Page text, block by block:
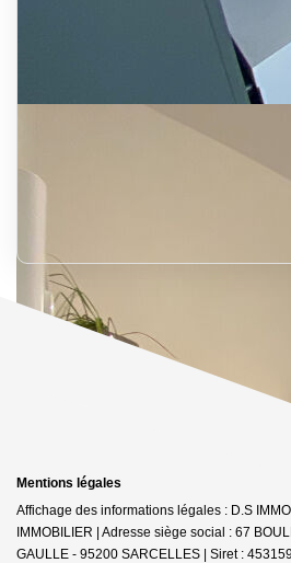
Mentions légales
Affichage des informations légales : D.S
IMMOBILIER | Adresse siège social : 67
GAULLE - 95200 SARCELLES | Siret :